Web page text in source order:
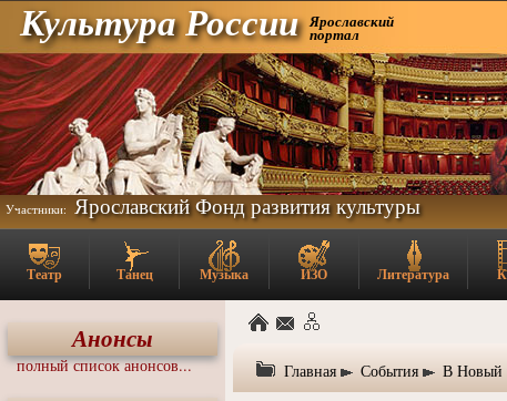
Культура России Ярославский
портал
Участники: Ярославский Фонд развития культуры
Театр Танец Музыка ИЗО Литература
Анонсы
полный список анонсов... Главная События В Новый